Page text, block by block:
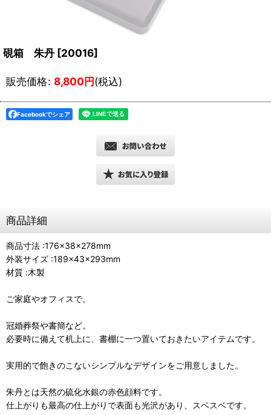
硯箱 朱丹 [20016]
販売価格: 8,800円(税込)
Facebookでシェア
商品詳細
商品寸法 :176×38×278mm
外装サイズ :189×43×293mm
材質 :木製
ご家庭やオフィスで。
冠婚葬祭や書簡など。
必要時に備えて机上に、書棚に一つ置いておきたいアイテムです。
実用的で飽きのこないシンプルなデザインをご用意しました。
朱丹とは天然の硫化水銀の赤色顔料です。
仕上がりも最高の仕上がりで表面も光沢があり、スベスベです。